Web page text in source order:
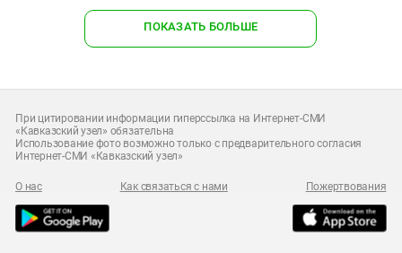
ПОКАЗАТЬ БОЛЬШЕ
При цитировании информации гиперссылка на Интернет-СМИ
«Кавказский узел» обязательна
Использование фото возможно только с предварительного согласия
Интернет-СМИ «Кавказский узел»
О нас Как связаться с нами Пожертвования